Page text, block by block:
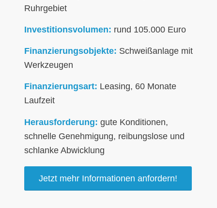
Ruhrgebiet
Investitionsvolumen: rund 105.000 Euro
Finanzierungsobjekte: Schweißanlage mit
Werkzeugen
Finanzierungsart: Leasing, 60 Monate
Laufzeit
Herausforderung: gute Konditionen,
schnelle Genehmigung, reibungslose und
schlanke Abwicklung
Jetzt mehr Informationen anfordern!